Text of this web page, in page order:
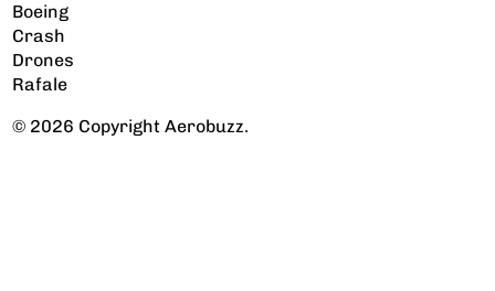
Boeing
Crash
Drones
Rafale
© 2026 Copyright Aerobuzz.